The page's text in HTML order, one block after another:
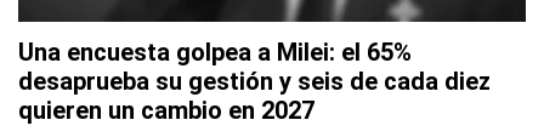
Una encuesta golpea a Milei: el 65%
desaprueba su gestión y seis de cada diez
quieren un cambio en 2027